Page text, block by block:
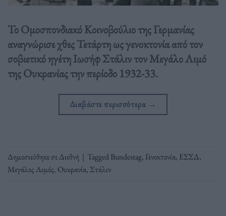
Το Ομοσπονδιακό Κοινοβούλιο της Γερμανίας
αναγνώρισε χθες Τετάρτη ως γενοκτονία από τον
σοβιετικό ηγέτη Ιωσήφ Στάλιν τον Μεγάλο Λιμό
της Ουκρανίας την περίοδο 1932-33.
Διαβάστε περισσότερα →
Δημοσιεύθηκε σεΔιεθνή | TaggedBundestag, Γενοκτονία, ΕΣΣΔ,
Μεγάλος Λιμός, Ουκρανία, Στάλιν